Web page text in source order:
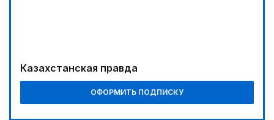
Казахстанская правда
ОФОРМИТЬ ПОДПИСКУ